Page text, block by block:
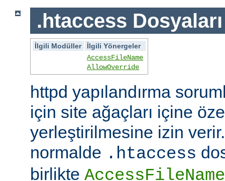
.htaccess Dosyaları
İlgili Modüller
İlgili Yönergeler
AccessFileName
AllowOverride
httpd yapılandırma
için site ağaçları içine
yerleştirilmesine izin
normalde .htaccess
birlikte AccessFileName